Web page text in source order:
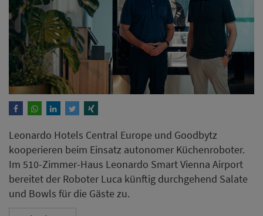
Leonardo Hotels Central Europe und Goodbytz
kooperieren beim Einsatz autonomer Küchenroboter.
Im 510-Zimmer-Haus Leonardo Smart Vienna Airport
bereitet der Roboter Luca künftig durchgehend Salate
und Bowls für die Gäste zu.